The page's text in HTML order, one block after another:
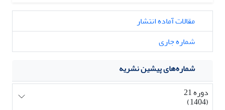
مقالات آماده انتشار
شماره جاری
شماره‌های پیشین نشریه
دوره 21
(1404)